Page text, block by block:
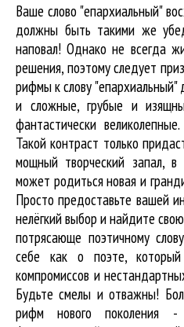
Ваше слово "епархиальный"
должны быть такими же
наповал! Однако не всегда
решения, поэтому следует
рифмы к слову
и сложные, грубые и
фантастически
Такой контраст только
мощный творческий запал, в
может родиться новая и
Просто предоставьте вашей
нелёгкий выбор и найдите
потрясающе поэтичному
себе как о поэте,
компромиссов и
Будьте смелы и отважны!
рифм нового поколения